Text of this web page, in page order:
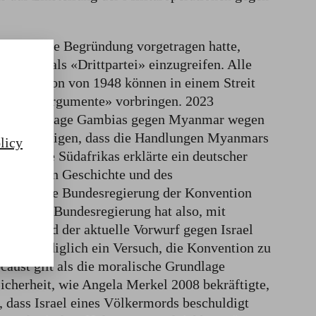
seine Begründung vorgetragen hatte,
Israels als «Drittpartei» einzugreifen. Alle
von 1948 können in einem Streit
Argumente» vorbringen. 2023
Gambias gegen Myanmar wegen
bekräftigen, dass die Handlungen Myanmars
Klage Südafrikas erklärte ein deutscher
Geschichte und des
sich die Bundesregierung der Konvention
Die Bundesregierung hat also, mit
und der aktuelle Vorwurf gegen Israel
er sei lediglich ein Versuch, die Konvention zu
gilt als die moralische Grundlage
wie Angela Merkel 2008 bekräftigte,
dass Israel eines Völkermords beschuldigt